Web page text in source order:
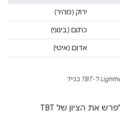
ירוק (מהיר)
כתום (בינוני)
אדום (איטי)
בטבלה הבאה מוסבר איך לפרש את הציון של TBT